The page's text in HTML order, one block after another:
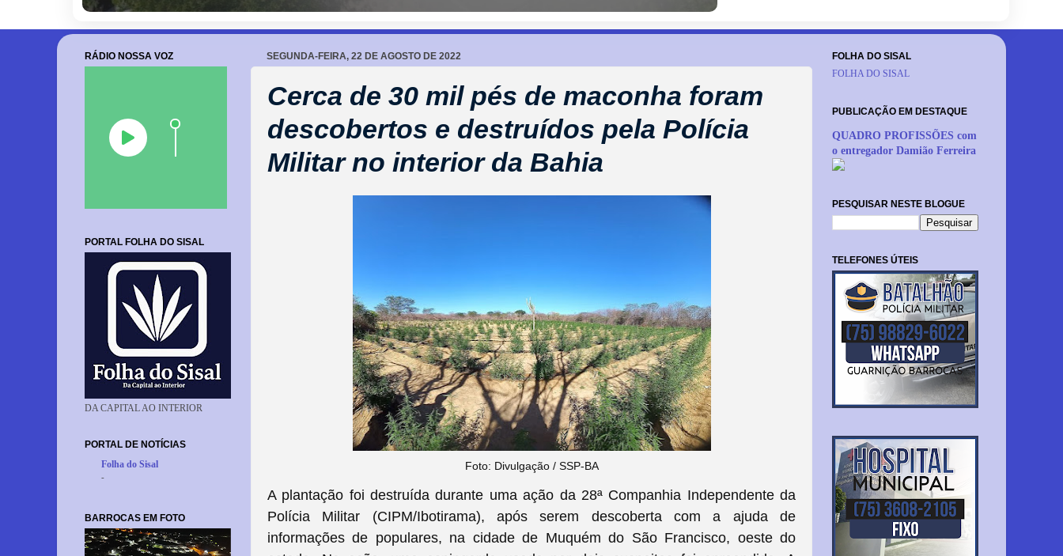
SEGUNDA-FEIRA, 22 DE AGOSTO DE 2022
Cerca de 30 mil pés de maconha foram
descobertos e destruídos pela Polícia
Militar no interior da Bahia
Foto: Divulgação / SSP-BA
A plantação foi destruída durante uma ação da 28ª Companhia Independente da
Polícia Militar (CIPM/Ibotirama), após serem descoberta com a ajuda de
informações de populares, na cidade de Muquém do São Francisco, oeste do
RÁDIO NOSSA VOZ
PORTAL FOLHA DO SISAL
DA CAPITAL AO INTERIOR
PORTAL DE NOTÍCIAS
Folha do Sisal
-
BARROCAS EM FOTO
FOLHA DO SISAL
FOLHA DO SISAL
PUBLICAÇÃO EM DESTAQUE
QUADRO PROFISSÕES com
o entregador Damião Ferreira
PESQUISAR NESTE BLOGUE
TELEFONES ÚTEIS